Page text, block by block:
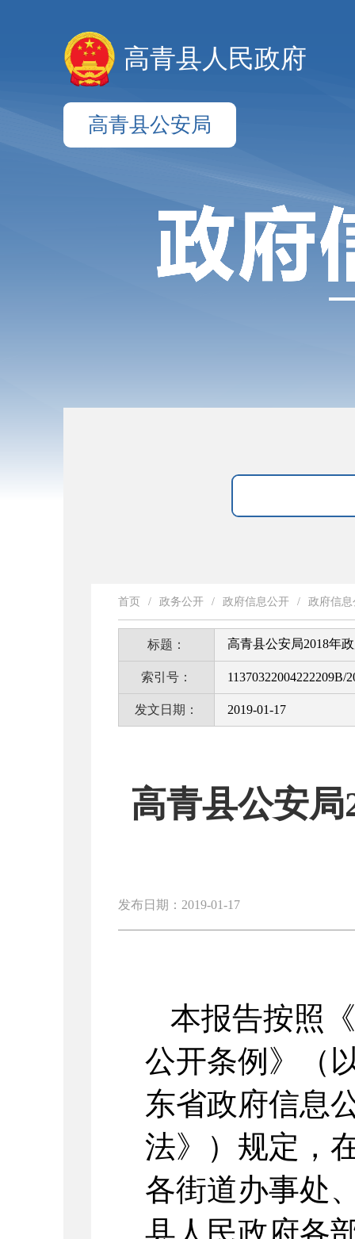
高青县人民政府
高青县公安局
首页 / 政务公开 / 政府信息公开 / 政府信
标题： 高青县公安局2018年
索引号： 11370322004222209B/
发文日期： 2019-01-17
高青县公安
发布日期：2019-01-17
本报告按照
公开条例》（
东省政府信息
法》）规定，
各街道办事处